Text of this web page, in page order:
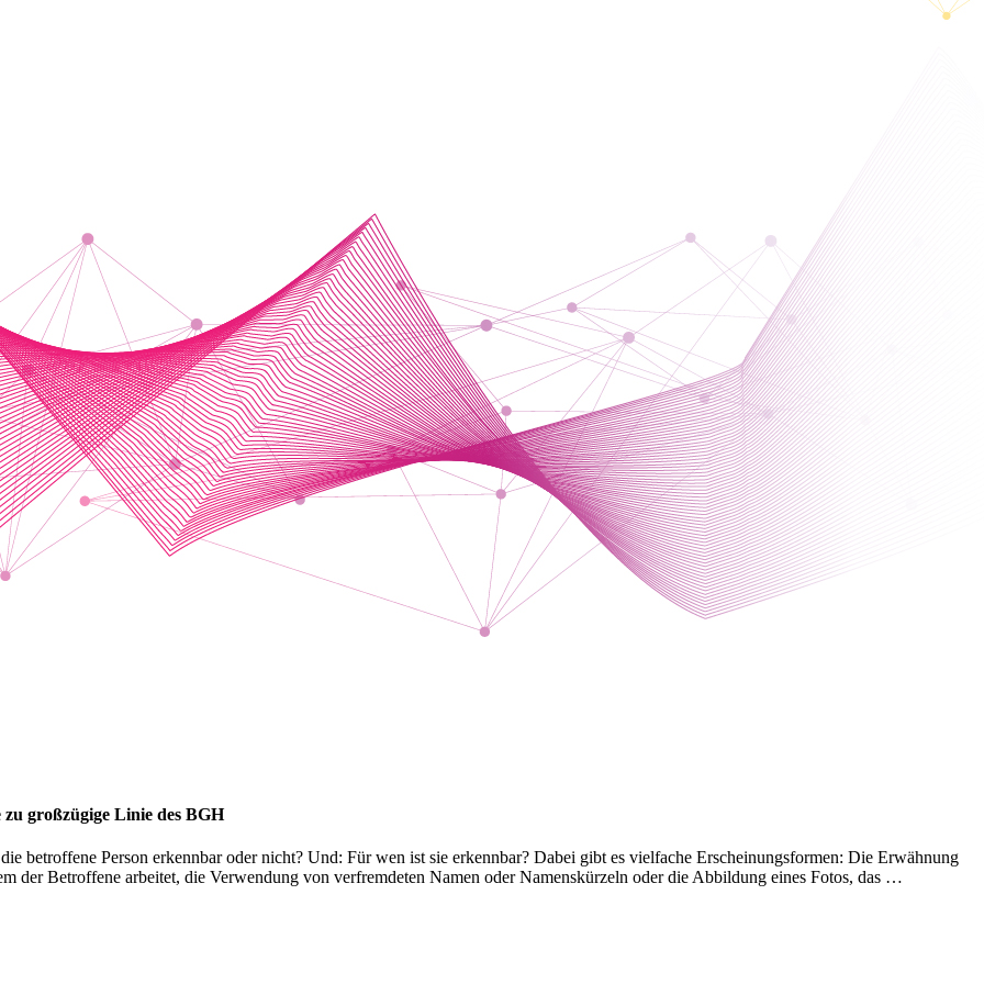
großzügige Linie des BGH
betroffene Person erkennbar oder nicht? Und: Für wen ist sie erkennbar? Dabei gibt es vielfache Erscheinungsformen: Die Erwähnung
der Betroffene arbeitet, die Verwendung von verfremdeten Namen oder Namenskürzeln oder die Abbildung eines Fotos, das …